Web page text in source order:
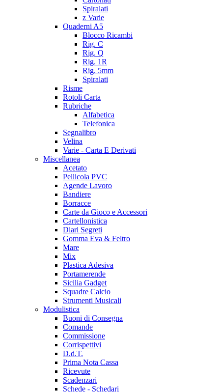
Spiralati
z Varie
Quaderni A5
Blocco Ricambi
Rig. C
Rig. Q
Rig. 1R
Rig. 5mm
Spiralati
Risme
Rotoli Carta
Rubriche
Alfabetica
Telefonica
Segnalibro
Velina
Varie - Carta E Derivati
Miscellanea
Acetato
Pellicola PVC
Agende Lavoro
Bandiere
Borracce
Carte da Gioco e Accessori
Cartellonistica
Diari Segreti
Gomma Eva & Feltro
Mare
Mix
Plastica Adesiva
Portamerende
Sicilia Gadget
Squadre Calcio
Strumenti Musicali
Modulistica
Buoni di Consegna
Comande
Commissione
Corrispettivi
D.d.T.
Prima Nota Cassa
Ricevute
Scadenzari
Schede - Schedari